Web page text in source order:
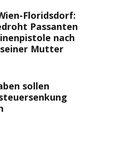
Floridsdorf:
Passanten
nach
Mutter
sollen